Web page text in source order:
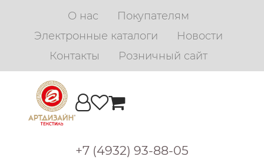
О нас
Покупателям
Электронные каталоги
Новости
Контакты
Розничный сайт
+7 (4932) 93-88-05